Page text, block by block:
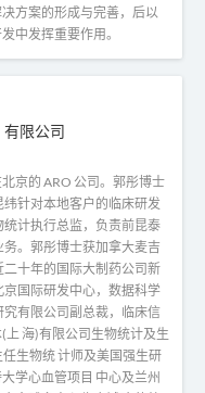
方案的形成与完善，后以
中发挥重要作用。
限公司
京的 ARO 公司。郭彤博士
针对本地客户的临床研发
计执行总监，负责前昆泰
。郭彤博士获加拿大麦吉
十年的国际大制药公司新
国际研发中心，数据科学
有限公司副总裁，临床信
上 海)有限公司生物统计及生
生物统 计师及美国强生研
学心血管项目 中心及兰州